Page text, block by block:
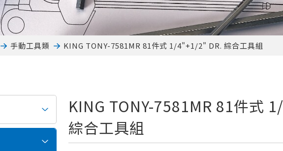
手動工具類 KING TONY-7581MR 81件式 1/4"+1/2" DR. 綜合工具組
KING TONY-7581MR 81件式
綜合工具組